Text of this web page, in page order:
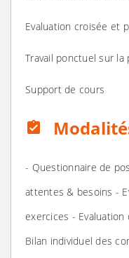
Evaluation croisée et
Travail ponctuel sur
Support de cours
assignment_turned_in
- Questionnaire de
attentes & besoins -
exercices -
Bilan individuel des